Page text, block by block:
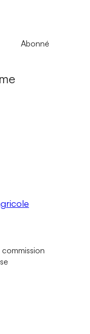
Abonné
commission